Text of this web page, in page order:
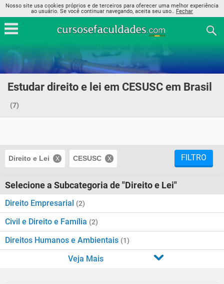
Nosso site usa cookies próprios e de terceiros para oferecer uma melhor experiência
ao usuário. Se você continuar navegando, aceita seu uso.. Fechar
Estudar direito e lei em CESUSC em Brasil
(7)
Direito e Lei CESUSC FILTRO
Selecione a Subcategoria de "Direito e Lei"
Direito Empresarial (2)
Civil e Direito e Família (2)
Direitos Humanos e Ambientais (1)
Veja Mais